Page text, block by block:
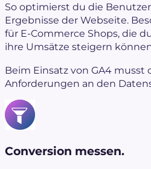
So optimierst du die
Ergebnisse der Webseite.
für E-Commerce Shops, die
ihre Umsätze steigern
Beim Einsatz von GA4 musst
Anforderungen an den
Conversion messen.